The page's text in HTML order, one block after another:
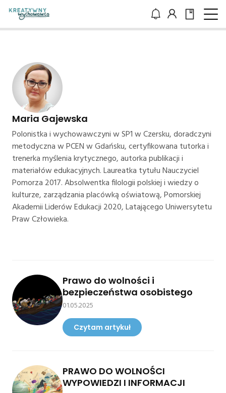
Maria Gajewska
Polonistka i wychowawczyni w SP1 w Czersku, doradczyni
metodyczna w PCEN w Gdańsku, certyfikowana tutorka i
trenerka myślenia krytycznego, autorka publikacji i
materiałów edukacyjnych. Laureatka tytułu Nauczyciel
Pomorza 2017. Absolwentka filologii polskiej i wiedzy o
kulturze, zarządzania placówką oświatową, Pomorskiej
Akademii Liderów Edukacji 2020, Latającego Uniwersytetu
Praw Człowieka.
Prawo do wolności i
bezpieczeństwa osobistego
01.05.2025
Czytam artykuł
PRAWO DO WOLNOŚCI
WYPOWIEDZI I INFORMACJI